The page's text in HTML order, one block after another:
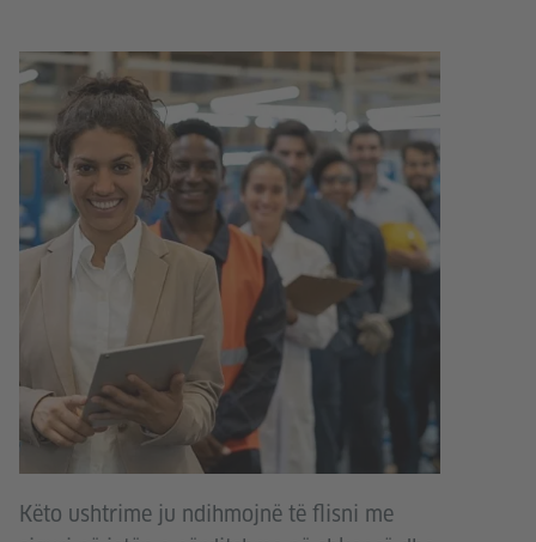
Këto ushtrime ju ndihmojnë të flisni me